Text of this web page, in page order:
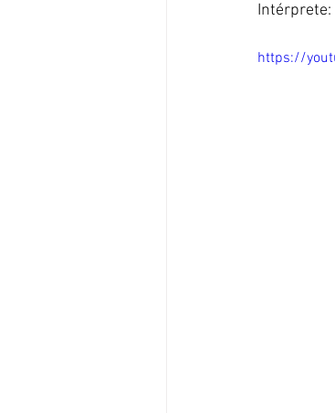
Intérprete:
https://